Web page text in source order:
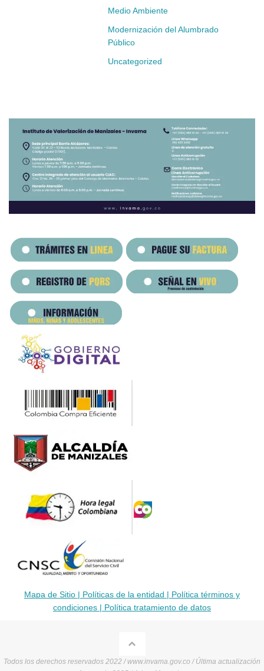
Medio Ambiente
Modernización del Alumbrado
Público
Uncategorized
Mapa de Sitio | Políticas de la entidad | Política términos y
condiciones | Política tratamiento de datos
Todos los derechos reservados 2022 / www.invama.gov.co / Última actualización